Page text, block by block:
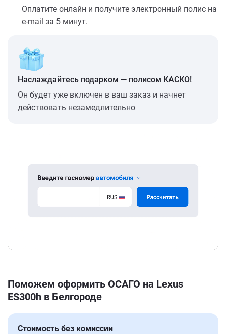
Оплатите онлайн и получите электронный полис на
e-mail за 5 минут.
Наслаждайтесь подарком — полисом КАСКО!
Он будет уже включен в ваш заказ и начнет
действовать незамедлительно
Поможем оформить ОСАГО на Lexus
ES300h в Белгороде
Стоимость без комиссии